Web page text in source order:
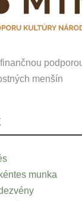
menšín
munka